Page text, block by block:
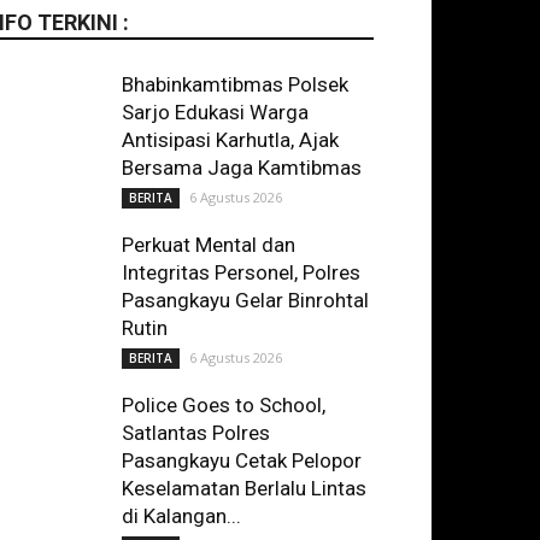
TERKINI :
Bhabinkamtibmas Polsek
Sarjo Edukasi Warga
Antisipasi Karhutla, Ajak
Bersama Jaga Kamtibmas
BERITA 6 Agustus 2026
Perkuat Mental dan
Integritas Personel, Polres
Pasangkayu Gelar Binrohtal
Rutin
BERITA 6 Agustus 2026
Police Goes to School,
Satlantas Polres
Pasangkayu Cetak Pelopor
Keselamatan Berlalu Lintas
di Kalangan...